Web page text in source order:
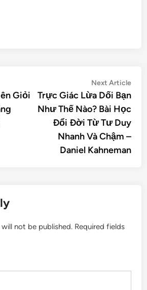
Giỏi
Next Article
Trực Giác Lừa Dối Bạn
Như Thế Nào? Bài Học
Đổi Đời Từ Tư Duy
Nhanh Và Chậm –
Daniel Kahneman
not be published. Required fields